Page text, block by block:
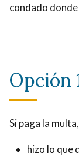
condado
Opción
Si paga la
hizo lo que